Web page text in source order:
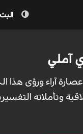
آملي
آراء ورؤى هذا
وتأملاته